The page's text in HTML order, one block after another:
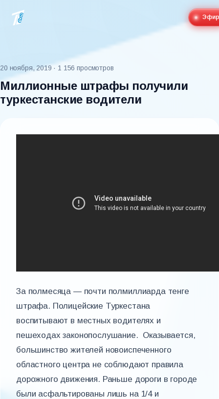
Эфир
20 ноября, 2019 · 1 156 просмотров
Миллионные штрафы получили
туркестанские водители
За полмесяца — почти полмиллиарда тенге
штрафа. Полицейские Туркестана
воспитывают в местных водителях и
пешеходах законопослушание. Оказывается,
большинство жителей новоиспеченного
областного центра не соблюдают правила
дорожного движения. Раньше дороги в городе
были асфальтированы лишь на 1/4 и